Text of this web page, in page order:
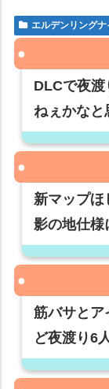
エルデンリング
DLCで夜
ねぇかなと
新マップほ
影の地仕様
筋バサとア
ど夜渡り6